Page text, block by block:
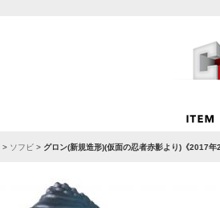
> ソフビ > グロン(新規造形)(仮面の忍者赤影より)《2017年